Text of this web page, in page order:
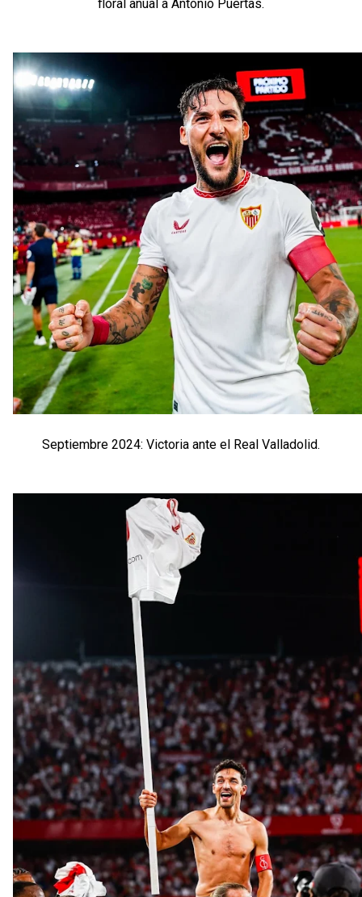
floral anual a Antonio Puertas.
Septiembre 2024: Victoria ante el Real Valladolid.